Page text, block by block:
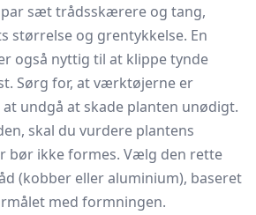
sæt trådsskærere og tang,
og grentykkelse. En
også nyttig til at klippe tynde
Sørg for, at værktøjerne er
undgå at skade planten unødigt.
skal du vurdere plantens
bør ikke formes. Vælg den rette
(kobber eller aluminium), baseret
med formningen.